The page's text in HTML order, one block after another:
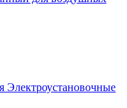
Электроустановочные